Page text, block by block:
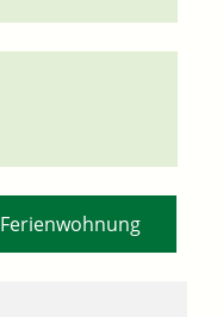
Ferienwohnung